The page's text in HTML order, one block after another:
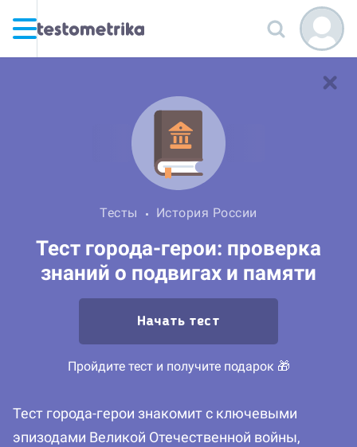
Тесты История России
Тест города-герои: проверка
знаний о подвигах и памяти
Начать тест
Пройдите тест и получите подарок 🎁
Тест города-герои знакомит с ключевыми
эпизодами Великой Отечественной войны,